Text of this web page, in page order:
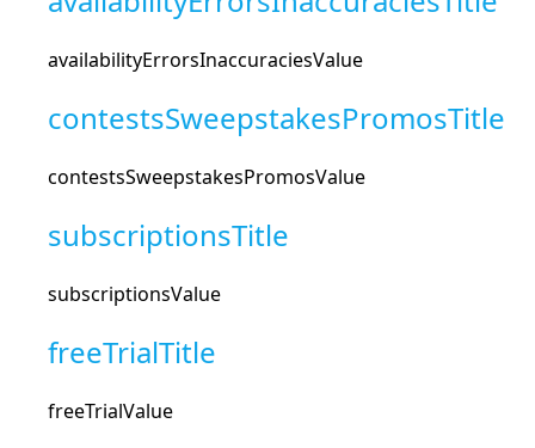
availabilityErrorsInaccuraciesValue
contestsSweepstakesPromosTitle
contestsSweepstakesPromosValue
subscriptionsTitle
subscriptionsValue
freeTrialTitle
freeTrialValue